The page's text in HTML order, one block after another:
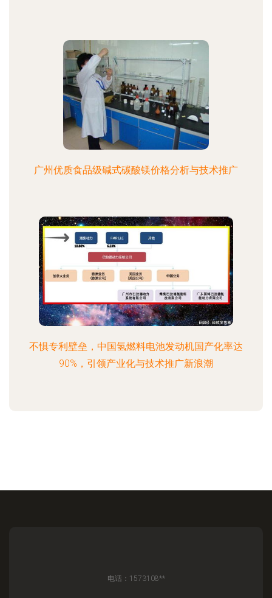
广州优质食品级碱式碳酸镁价格分析与技术推广
不惧专利壁垒，中国氢燃料电池发动机国产化率达
90%，引领产业化与技术推广新浪潮
电话：1573108**